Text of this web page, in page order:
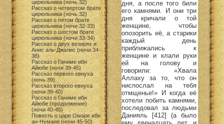
цирюльника (ночь 32)
Рассказ о четвертом брате
цирюльника (ночь 32)
Рассказ о пятом брате
цирюльника (ночи 32-33)
Рассказ о шестом брате
цирюльника (ночи 33-34)
Рассказ о двух везирях и
Анис аль-Джалис (ночи 34-
38)
Рассказ о Ганиме ибн
Айюбе (ночи 39-45)
Рассказ первого евнуха
(ночь 39)
Рассказ второго евнуха
(ночи 39-40)
Рассказ о Ганиме ибн
Айюбе (продолжение)
(ночи 40-45)
Повесть о царе Омаре ибн
ан-Нумане (ночи 45-50)
дня, а после того били
его камнями. И они три
дня кричали о той
женщине, чтобы
опозорить её, а старики
каждый день
приближались к
женщине и клали руки
ей на голову и
говорили: «Хвала
Аллаху за то, что он
ниспослал на тебя
отмщенье!» И когда её
хотели побить камнями,
последовал за людьми
Данияль [412] (а было